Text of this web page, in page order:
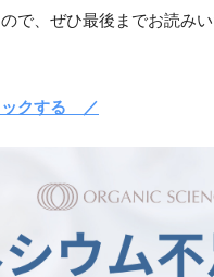
で、ぜひ最後までお読み
ックする ／